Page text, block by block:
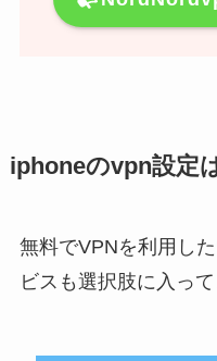
iphoneのvpn設定
無料でVPNを利用し
ビスも選択肢に入って